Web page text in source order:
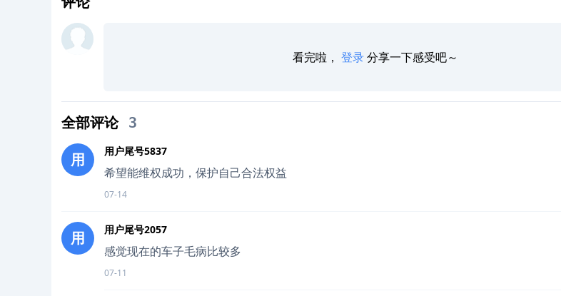
看完啦， 登录分享一下感受吧～
全部评论 3
用 用户尾号5837
希望能维权成功，保护自己合法权益
07-14
用 用户尾号2057
感觉现在的车子毛病比较多
07-11